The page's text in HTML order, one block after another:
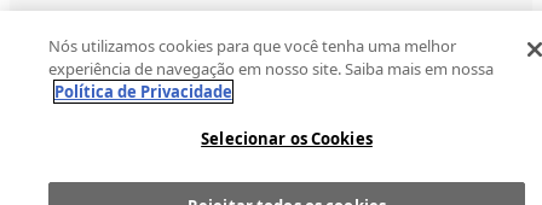
Paulo/SP, CEP 02029-001, Telefone: 11 3003-3728 ©
2013 Fast Shop - Todos os direitos reservadosRF
Nós utilizamos cookies para que você tenha uma melhor
experiência de navegação em nosso site. Saiba mais em nossa
Política de Privacidade
Selecionar os Cookies